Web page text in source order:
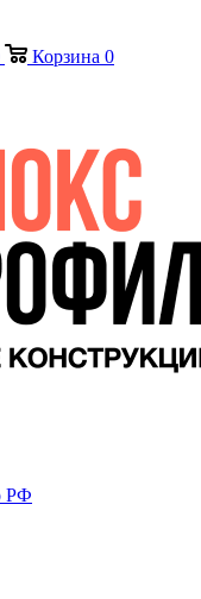
Корзина 0
РФ